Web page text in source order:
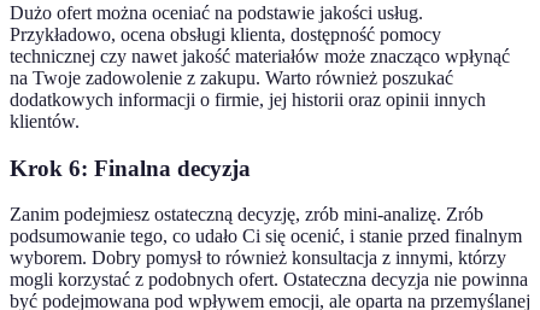
Dużo ofert można oceniać na podstawie jakości usług.
Przykładowo, ocena obsługi klienta, dostępność pomocy
technicznej czy nawet jakość materiałów może znacząco wpłynąć
na Twoje zadowolenie z zakupu. Warto również poszukać
dodatkowych informacji o firmie, jej historii oraz opinii innych
klientów.
Krok 6: Finalna decyzja
Zanim podejmiesz ostateczną decyzję, zrób mini-analizę. Zrób
podsumowanie tego, co udało Ci się ocenić, i stanie przed finalnym
wyborem. Dobry pomysł to również konsultacja z innymi, którzy
mogli korzystać z podobnych ofert. Ostateczna decyzja nie powinna
być podejmowana pod wpływem emocji, ale oparta na przemyślanej